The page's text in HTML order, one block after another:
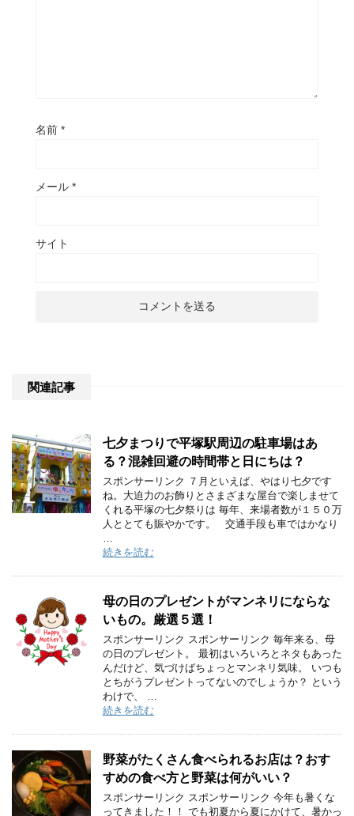
名前 *
メール *
サイト
関連記事
七夕まつりで平塚駅周辺の駐車場はあ
る？混雑回避の時間帯と日にちは？
スポンサーリンク ７月といえば、やはり七夕です
ね。大迫力のお飾りとさまざまな屋台で楽しませて
くれる平塚の七夕祭りは 毎年、来場者数が１５０万
人ととても賑やかです。 交通手段も車ではかなり
…
続きを読む
母の日のプレゼントがマンネリにならな
いもの。厳選５選！
スポンサーリンク スポンサーリンク 毎年来る、母
の日のプレゼント。 最初はいろいろとネタもあった
んだけど、気づけばちょっとマンネリ気味。 いつも
とちがうプレゼントってないのでしょうか？ という
わけで、 …
続きを読む
野菜がたくさん食べられるお店は？おす
すめの食べ方と野菜は何がいい？
スポンサーリンク スポンサーリンク 今年も暑くな
ってきました！！ でも初夏から夏にかけて、暑かっ